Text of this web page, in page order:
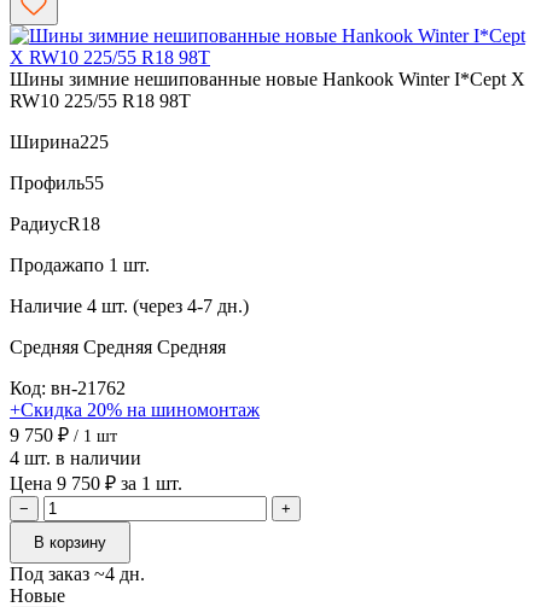
Шины зимние нешипованные новые Hankook Winter I*Cept X
RW10 225/55 R18 98T
Ширина225
Профиль55
РадиусR18
Продажапо 1 шт.
Наличие 4 шт. (через 4-7 дн.)
Средняя Средняя Средняя
Код: вн-21762
+Скидка 20% на шиномонтаж
9 750 ₽ / 1 шт
4 шт. в наличии
Цена 9 750 ₽ за 1 шт.
−
+
В корзину
Под заказ ~4 дн.
Новые